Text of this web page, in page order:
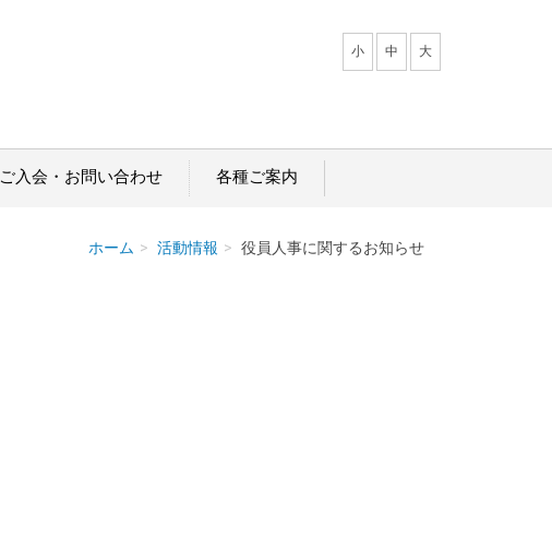
小 中 大
ご入会・お問い合わせ 各種ご案内
ホーム 活動情報 役員人事に関するお知らせ